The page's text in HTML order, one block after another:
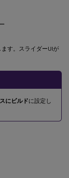
す。スライダーUIが
にビルドに設定し